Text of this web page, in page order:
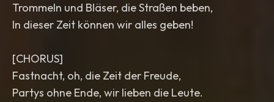
Trommeln und Bläser, die Straßen beben,
In dieser Zeit können wir alles geben!
[CHORUS]
Fastnacht, oh, die Zeit der Freude,
Partys ohne Ende, wir lieben die Leute.